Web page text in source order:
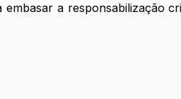
a responsabilização